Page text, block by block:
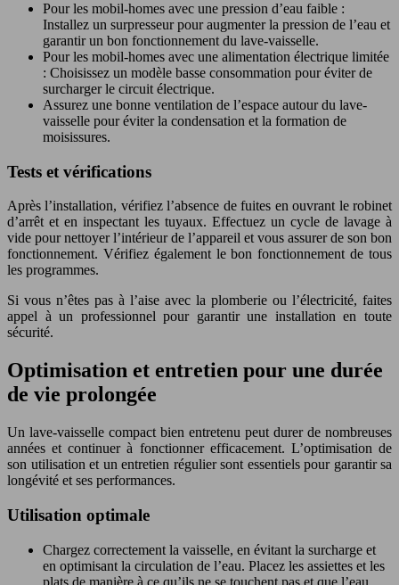
Pour les mobil-homes avec une pression d’eau faible :
Installez un surpresseur pour augmenter la pression de l’eau et
garantir un bon fonctionnement du lave-vaisselle.
Pour les mobil-homes avec une alimentation électrique limitée
: Choisissez un modèle basse consommation pour éviter de
surcharger le circuit électrique.
Assurez une bonne ventilation de l’espace autour du lave-
vaisselle pour éviter la condensation et la formation de
moisissures.
Tests et vérifications
Après l’installation, vérifiez l’absence de fuites en ouvrant le robinet
d’arrêt et en inspectant les tuyaux. Effectuez un cycle de lavage à
vide pour nettoyer l’intérieur de l’appareil et vous assurer de son bon
fonctionnement. Vérifiez également le bon fonctionnement de tous
les programmes.
Si vous n’êtes pas à l’aise avec la plomberie ou l’électricité, faites
appel à un professionnel pour garantir une installation en toute
sécurité.
Optimisation et entretien pour une durée
de vie prolongée
Un lave-vaisselle compact bien entretenu peut durer de nombreuses
années et continuer à fonctionner efficacement. L’optimisation de
son utilisation et un entretien régulier sont essentiels pour garantir sa
longévité et ses performances.
Utilisation optimale
Chargez correctement la vaisselle, en évitant la surcharge et
en optimisant la circulation de l’eau. Placez les assiettes et les
plats de manière à ce qu’ils ne se touchent pas et que l’eau